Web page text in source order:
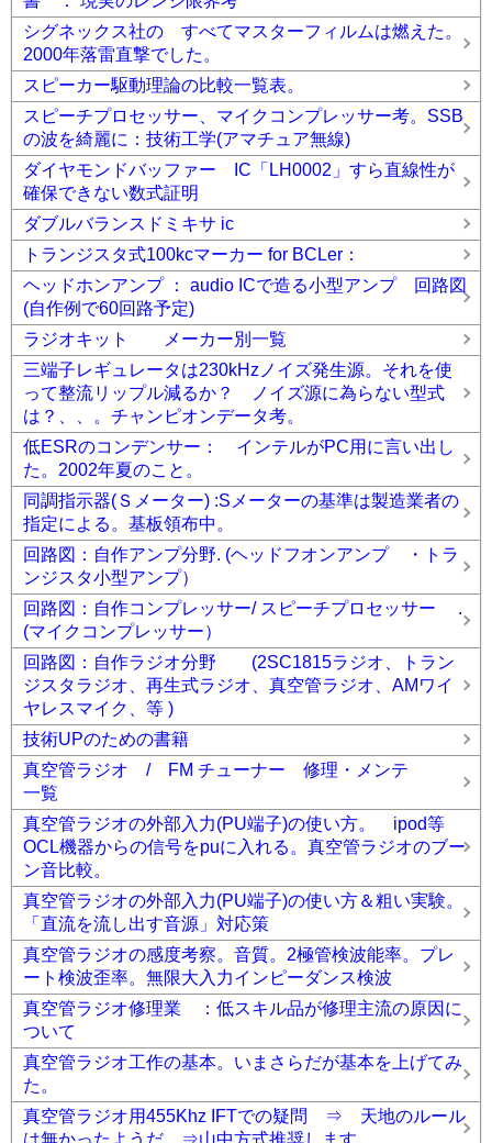
シグネックス社の すべてマスターフィルムは燃えた。
2000年落雷直撃でした。
スピーカー駆動理論の比較一覧表。
スピーチプロセッサー、マイクコンプレッサー考。SSB
の波を綺麗に：技術工学(アマチュア無線)
ダイヤモンドバッファー IC「LH0002」すら直線性が
確保できない数式証明
ダブルバランスドミキサ ic
トランジスタ式100kcマーカー for BCLer：
ヘッドホンアンプ ： audio ICで造る小型アンプ 回路図
(自作例で60回路予定)
ラジオキット メーカー別一覧
三端子レギュレータは230kHzノイズ発生源。それを使
って整流リップル減るか？ ノイズ源に為らない型式
は？、、。チャンピオンデータ考。
低ESRのコンデンサー： インテルがPC用に言い出し
た。2002年夏のこと。
同調指示器(Ｓメーター) :Sメーターの基準は製造業者の
指定による。基板領布中。
回路図：自作アンプ分野. (ヘッドフオンアンプ ・トラ
ンジスタ小型アンプ）
回路図：自作コンプレッサー/ スピーチプロセッサー .
(マイクコンプレッサー）
回路図：自作ラジオ分野 (2SC1815ラジオ、トラン
ジスタラジオ、再生式ラジオ、真空管ラジオ、AMワイ
ヤレスマイク、等 )
技術UPのための書籍
真空管ラジオ / FM チューナー 修理・メンテ
一覧
真空管ラジオの外部入力(PU端子)の使い方。 ipod等
OCL機器からの信号をpuに入れる。真空管ラジオのブー
ン音比較。
真空管ラジオの外部入力(PU端子)の使い方＆粗い実験。
「直流を流し出す音源」対応策
真空管ラジオの感度考察。音質。2極管検波能率。プレ
ート検波歪率。無限大入力インピーダンス検波
真空管ラジオ修理業 ：低スキル品が修理主流の原因に
ついて
真空管ラジオ工作の基本。いまさらだが基本を上げてみ
た。
真空管ラジオ用455Khz IFTでの疑問 ⇒ 天地のルール
は無かったようだ。⇒山中方式推奨します。